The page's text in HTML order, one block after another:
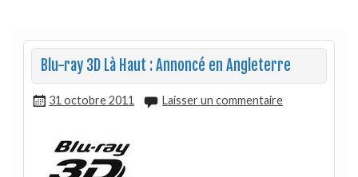
Blu-ray 3D Là Haut : Annoncé en Angleterre
31 octobre 2011 Laisser un commentaire